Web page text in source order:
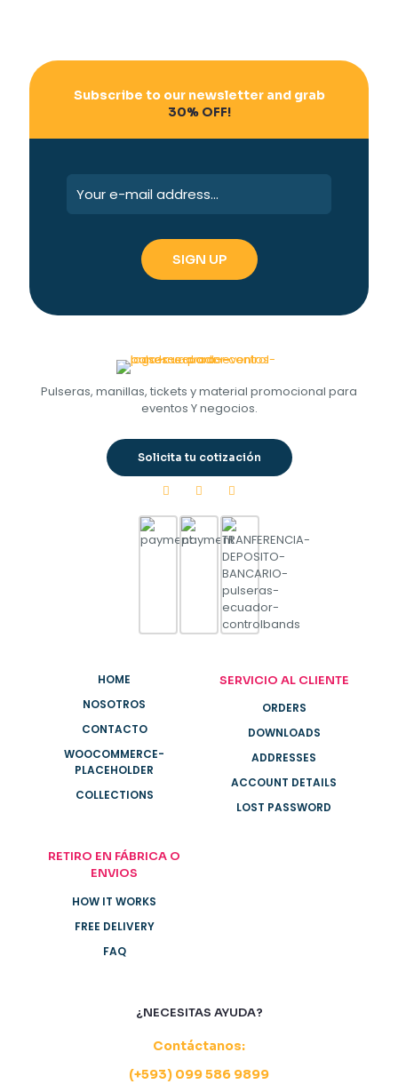
Subscribe to our newsletter and grab
30% OFF!
Pulseras, manillas, tickets y material promocional para
eventos Y negocios.
Solicita tu cotización
HOME
NOSOTROS
CONTACTO
WOOCOMMERCE-
PLACEHOLDER
COLLECTIONS
RETIRO EN FÁBRICA O
ENVIOS
HOW IT WORKS
FREE DELIVERY
FAQ
SERVICIO AL CLIENTE
ORDERS
DOWNLOADS
ADDRESSES
ACCOUNT DETAILS
LOST PASSWORD
¿NECESITAS AYUDA?
Contáctanos:
(+593) 099 586 9899